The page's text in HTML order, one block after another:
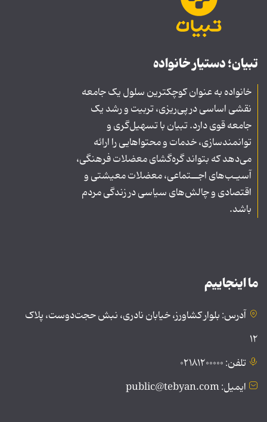
تبیان؛ دستیار خانواده
خانواده به عنوان کوچکترین سلول یک جامعه
نقشی اساسی در پی‌ریزی، تربیت و رشد یک
جامعه قوی دارد. تبیان با تسهیل‌گری و
توانمندسازی، خدمات و محتواهایی را ارائه
می‌دهد که بتواند گره‌گشای معضلات فرهنگی،
آسیـب‌های اجــتماعی، معضلات معیشتی و
اقتصادی و چالش‌های سیاسی در زندگی مردم
باشد.
ما اینجاییم
آدرس: بلوار کشاورز، خیابان نادری، نبش حجت‌دوست، پلاک
۱۲
تلفن: ۰۲۱۸۱۲۰۰۰۰۰
ایمیل: public@tebyan.com